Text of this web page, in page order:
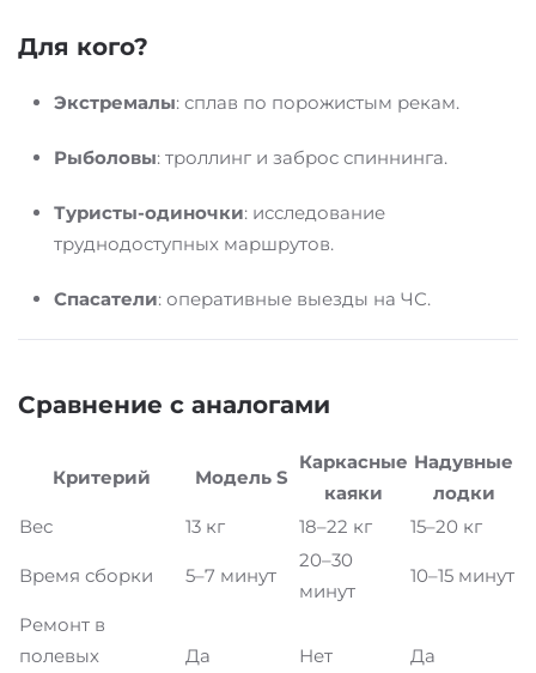
Для кого?
Экстремалы: сплав по порожистым рекам.
Рыболовы: троллинг и заброс спиннинга.
Туристы-одиночки: исследование
труднодоступных маршрутов.
Спасатели: оперативные выезды на ЧС.
Сравнение с аналогами
Критерий Модель S
Каркасные
каяки
Надувные
лодки
Вес
13 кг 18–22 кг 15–20 кг
Время сборки 5–7 минут
20–30
минут
10–15 минут
Ремонт в
полевых
Да Нет Да